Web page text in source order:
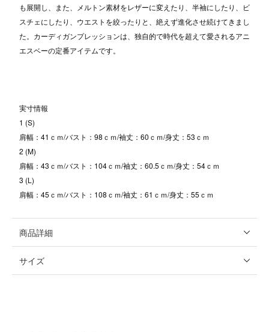
も展開し、また、メルトン素材をレザーに変えたり、半袖にしたり、ビ
スチェにしたり、ウエストを絞ったりと、絶えず進化させ続けてきまし
た。カーディガンプレッションは、独自的で時代を超えて愛されるアニ
エスベーの定番アイテムです。
実寸情報
1 (S)
肩幅：41ｃｍ/バスト：98ｃｍ/袖丈：60ｃｍ/身丈：53ｃｍ
2 (M)
肩幅：43ｃｍ/バスト：104ｃｍ/袖丈：60.5ｃｍ/身丈：54ｃｍ
3 (L)
肩幅：45ｃｍ/バスト：108ｃｍ/袖丈：61ｃｍ/身丈：55ｃｍ
商品詳細
サイズ